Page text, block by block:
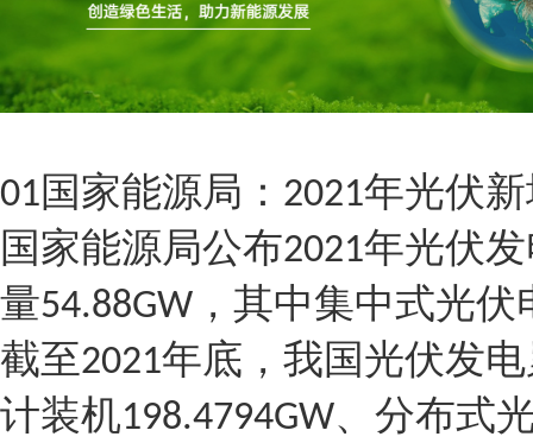
01国家能源局： 2021年光伏
国家能源局公布2021年光伏
量54.88GW ，其中集中式光
截至2021年底，我国光伏发
计装机198.4794GW、分布式